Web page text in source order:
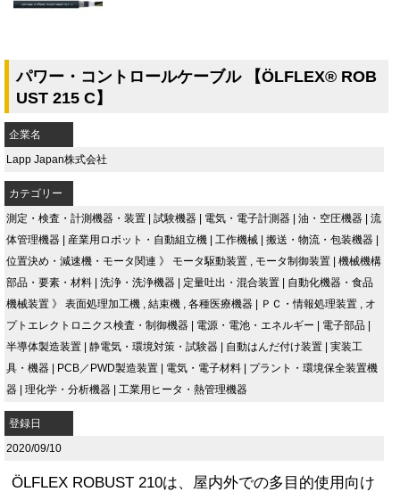
パワー・コントロールケーブル 【ÖLFLEX® ROB
UST 215 C】
企業名
Lapp Japan株式会社
カテゴリー
測定・検査・計測機器・装置 | 試験機器 | 電気・電子計測器 | 油・空圧機器 | 流
体管理機器 | 産業用ロボット・自動組立機 | 工作機械 | 搬送・物流・包装機器 |
位置決め・減速機・モータ関連 》 モータ駆動装置 モータ制御装置 | 機械機構
部品・要素・材料 | 洗浄・洗浄機器 | 定量吐出・混合装置 | 自動化機器・食品
機械装置 》 表面処理加工機 結束機 各種医療機器 | ＰＣ・情報処理装置
オ
プトエレクトロニクス検査・制御機器 | 電源・電池・エネルギー | 電子部品 |
半導体製造装置 | 静電気・環境対策・試験器 | 自動はんだ付け装置 | 実装工
具・機器 | PCB／PWD製造装置 | 電気・電子材料 | プラント・環境保全装置機
器 | 理化学・分析機器 | 工業用ヒータ・熱管理機器
登録日
2020/09/10
ÖLFLEX ROBUST 210は、屋内外での多目的使用向け